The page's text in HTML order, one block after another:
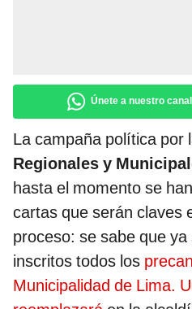
Únete a nuestro
La campaña política por
Regionales y
hasta el momento se
cartas que serán claves
proceso: se sabe que
inscritos todos los
Municipalidad de Lima.